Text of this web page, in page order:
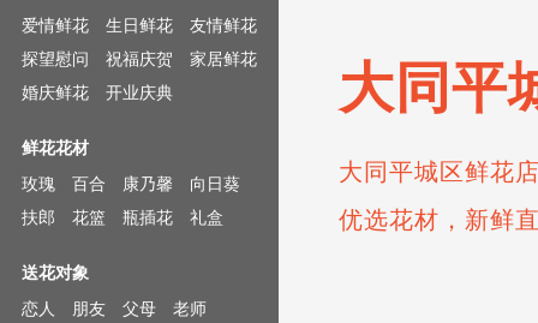
大同平
大同平城区鲜花
优选花材，新鲜
爱情鲜花
生日鲜花
友情鲜花
探望慰问
祝福庆贺
家居鲜花
婚庆鲜花
开业庆典
鲜花花材
玫瑰
百合 康乃馨
向日葵
扶郎
花篮 瓶插花 礼盒
送花对象
恋人
朋友 父母
老师